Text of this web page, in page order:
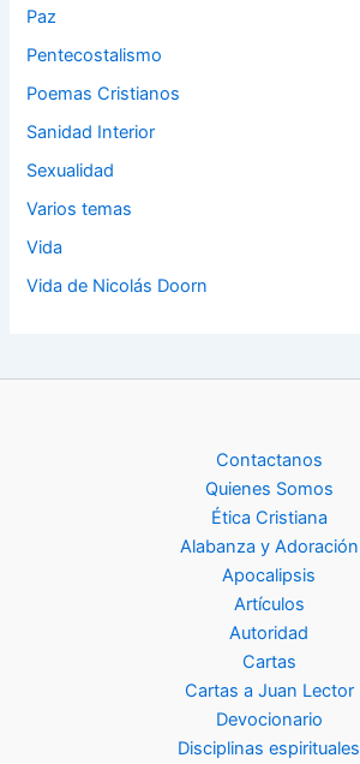
Paz
Pentecostalismo
Poemas Cristianos
Sanidad Interior
Sexualidad
Varios temas
Vida
Vida de Nicolás Doorn
Contactanos
Quienes Somos
Ética Cristiana
Alabanza y Adoración
Apocalipsis
Artículos
Autoridad
Cartas
Cartas a Juan Lector
Devocionario
Disciplinas espirituales